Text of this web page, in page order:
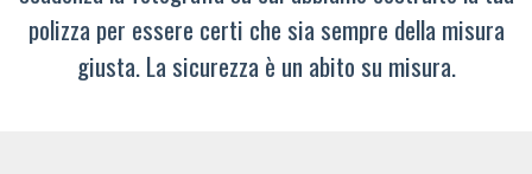
polizza per essere certi che sia sempre della misura
giusta. La sicurezza è un abito su misura.